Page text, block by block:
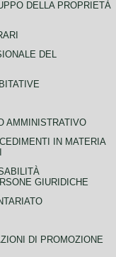
DELLA PROPRIETÀ
DEL
AMMINISTRATIVO
IN MATERIA
GIURIDICHE
DI PROMOZIONE